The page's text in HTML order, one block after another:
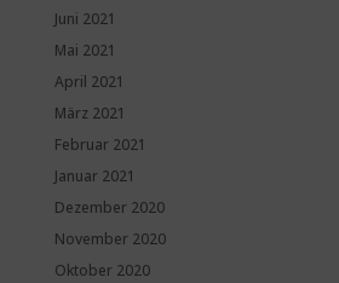
Juni 2021
Mai 2021
April 2021
März 2021
Februar 2021
Januar 2021
Dezember 2020
November 2020
Oktober 2020